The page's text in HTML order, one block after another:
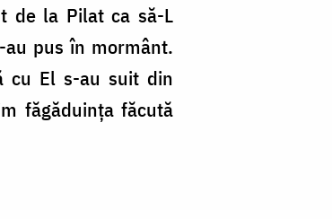
de la Pilat ca să-L
au pus în mormânt.
cu El s-au suit din
făgăduinţa făcută